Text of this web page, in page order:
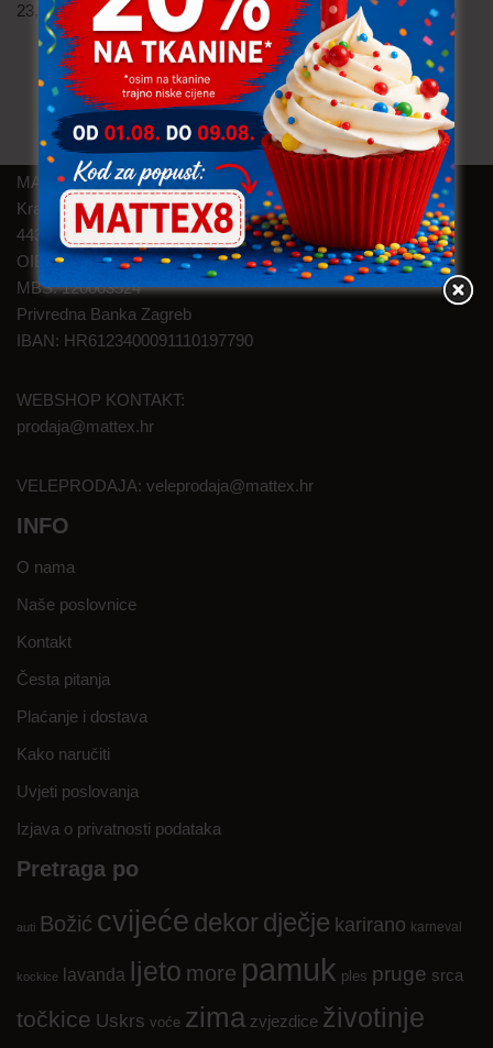
23,90€ uključ. PDV po metru 16,90€ uključ. PDV po metru
MAT TEXTILE d.o.o.
Kralja Zvonimira 46
44320 Kutina
OIB: 05145374626
MBS: 120003524
Privredna Banka Zagreb
IBAN: HR6123400091110197790
WEBSHOP KONTAKT:
prodaja@mattex.hr
VELEPRODAJA: veleprodaja@mattex.hr
INFO
O nama
Naše poslovnice
Kontakt
Česta pitanja
Plaćanje i dostava
Kako naručiti
Uvjeti poslovanja
Izjava o privatnosti podataka
Pretraga po
auti Božić cvijeće dekordječje karirano karneval
kockice lavanda ljeto more pamuk ples pruge srca
točkice Uskrs voće zima zvjezdice životinje